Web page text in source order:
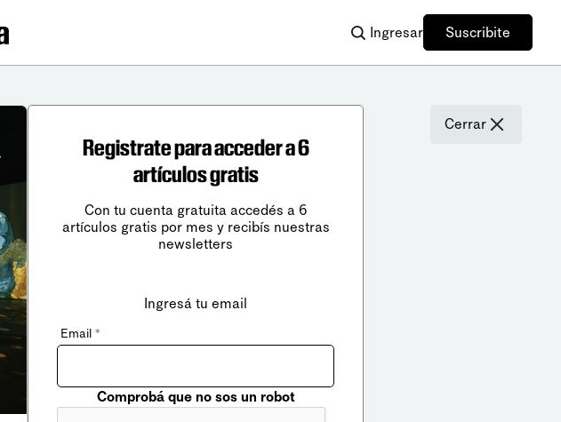
Ingresar Suscribite
Cerrar
Registrate para acceder a 6
artículos gratis
Con tu cuenta gratuita accedés a 6
artículos gratis por mes y recibís nuestras
newsletters
Ingresá tu email
Email *
Comprobá que no sos un robot